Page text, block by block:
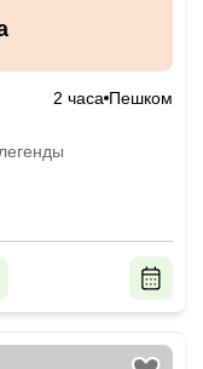
2 часа Пешком